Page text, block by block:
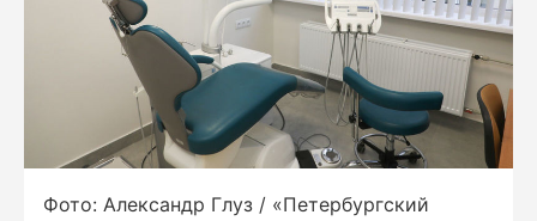
Фото: Александр Глуз / «Петербургский